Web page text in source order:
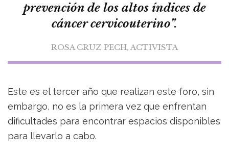
prevención de los altos índices de
cáncer cervicouterino”.
ROSA CRUZ PECH, ACTIVISTA
Este es el tercer año que realizan este foro, sin
embargo, no es la primera vez que enfrentan
dificultades para encontrar espacios disponibles
para llevarlo a cabo.